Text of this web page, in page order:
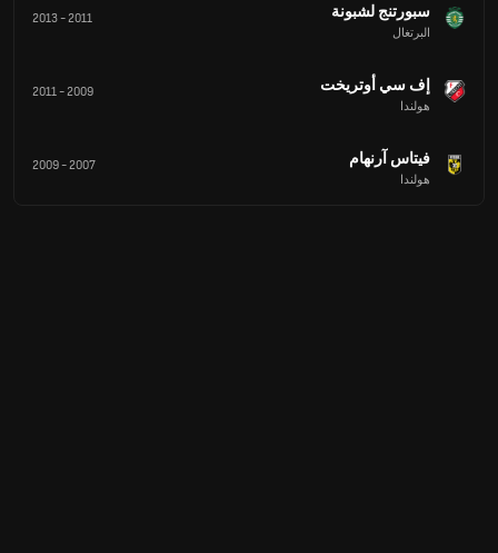
سبورتنج لشبونة
البرتغال
2011
-
2013
إف سي أوتريخت
هولندا
2009
-
2011
فيتاس آرنهام
هولندا
2007
-
2009